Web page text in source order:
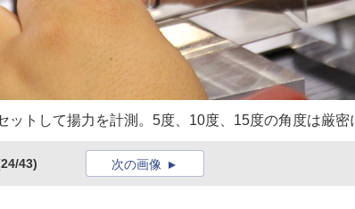
ットして揚力を計測。5度、10度、15度の角度は厳密
43) 次の画像